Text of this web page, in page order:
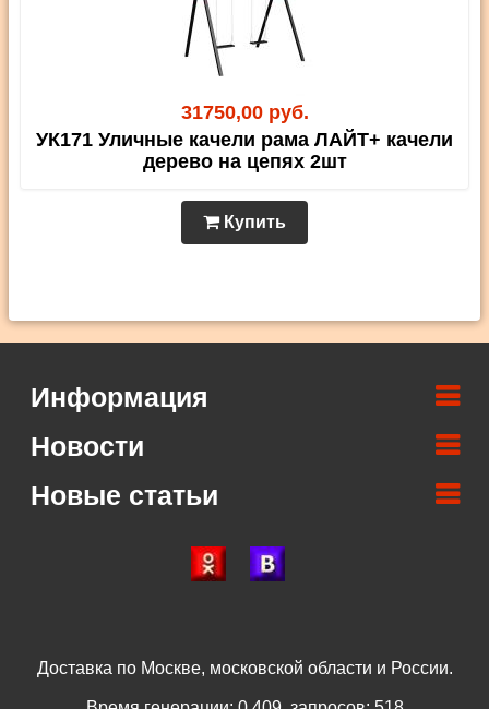
31750,00 руб.
УК171 Уличные качели рама ЛАЙТ+ качели
дерево на цепях 2шт
Купить
Информация
Новости
Новые статьи
Доставка по Москве, московской области и России.